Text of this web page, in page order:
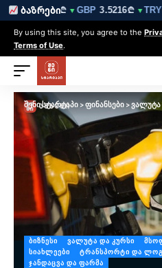
ბაზრები
3.0212₾▼GBP3.5216₾▼TRY
By using this site, you agree to the
Terms of Use.
შენი სტარტაპი>ფინანსები>ვალუტა
ᲑᲘᲖᲜᲔᲡᲘ ᲕᲐᲚᲣᲢᲐ ᲓᲐ ᲙᲣᲠᲡᲘ
ᲡᲘᲐᲮᲚᲔᲔᲑᲘ
ᲢᲠᲐᲜᲡᲞᲝᲠᲢᲘ ᲓᲐ
ᲯᲐᲜᲓᲐᲪᲕᲐ ᲓᲐ ᲤᲐᲠᲛᲐ